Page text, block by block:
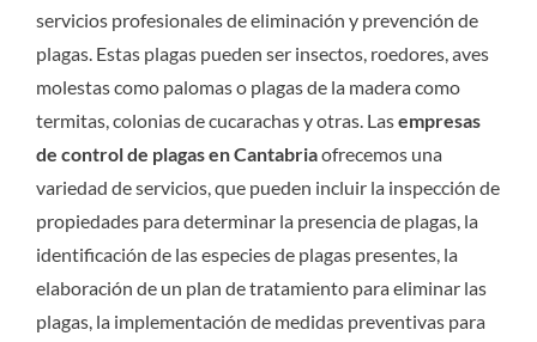
servicios profesionales de eliminación y prevención de
plagas. Estas plagas pueden ser insectos, roedores, aves
molestas como palomas o plagas de la madera como
termitas, colonias de cucarachas y otras. Lasempresas
de control de plagas en Cantabriaofrecemos una
variedad de servicios, que pueden incluir la inspección de
propiedades para determinar la presencia de plagas, la
identificación de las especies de plagas presentes, la
elaboración de un plan de tratamiento para eliminar las
plagas, la implementación de medidas preventivas para